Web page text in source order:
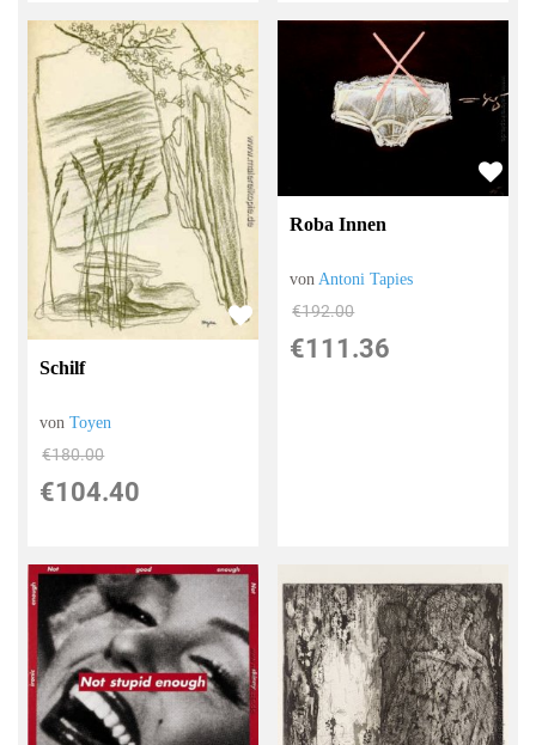
Schilf
vonToyen
€180.00
€104.40
Roba Innen
von Antoni Tapies
€192.00
€111.36